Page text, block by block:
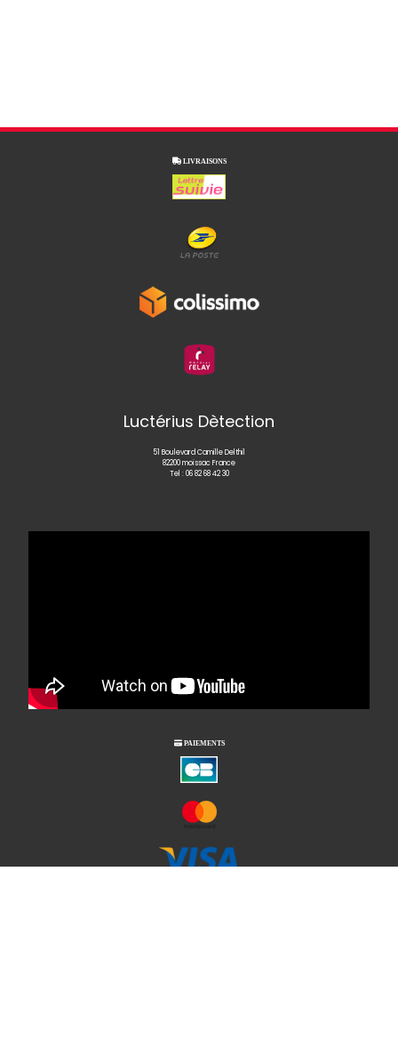
 LIVRAISONS
Luctérius Dètection
51 Boulevard Camille Delthil
82200 moissac France
Tel :06 82 68 42 30
 PAIEMENTS